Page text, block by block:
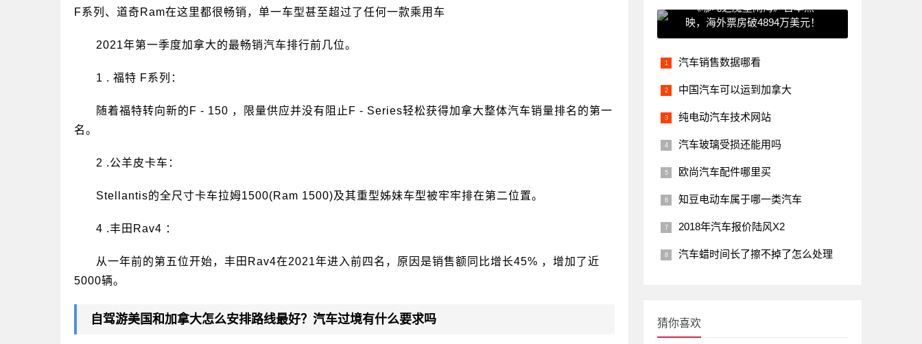
F系列、道奇Ram在这里都很畅销，单一车型甚至超过了任何一款乘用车
2021年第一季度加拿大的最畅销汽车排行前几位。
1 . 福特 F系列：
随着福特转向新的F - 150 ，限量供应并没有阻止F - Series轻松获得加拿大整体汽车销量排名的第一
名。
2 .公羊皮卡车：
Stellantis的全尺寸卡车拉姆1500(Ram 1500)及其重型姊妹车型被牢牢排在第二位置。
4 .丰田Rav4 ：
从一年前的第五位开始，丰田Rav4在2021年进入前四名，原因是销售额同比增长45% ，增加了近
5000辆。
自驾游美国和加拿大怎么安排路线最好？汽车过境有什么要求吗
《哪吒之魔童闹海》日本热
映，海外票房破4894万美元！
汽车销售数据哪看
中国汽车可以运到加拿大
纯电动汽车技术网站
汽车玻璃受损还能用吗
欧尚汽车配件哪里买
知豆电动车属于哪一类汽车
2018年汽车报价陆风X2
汽车蜡时间长了擦不掉了怎么处理
猜你喜欢